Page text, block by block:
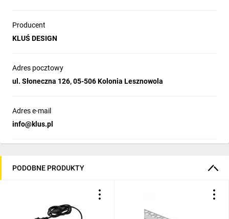
Producent
KLUŚ DESIGN
Adres pocztowy
ul. Słoneczna 126, 05-506 Kolonia Lesznowola
Adres e-mail
info@klus.pl
PODOBNE PRODUKTY